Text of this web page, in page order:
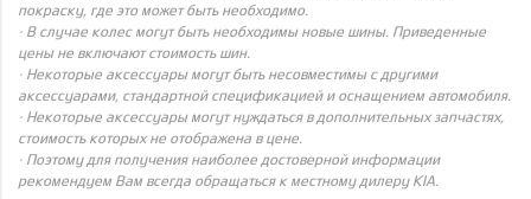
покраску, где это может быть необходимо.
· В случае колес могут быть необходимы новые шины. Приведенные
цены не включают стоимость шин.
· Некоторые аксессуары могут быть несовместимы с другими
аксессуарами, стандартной спецификацией и оснащением автомобиля.
· Некоторые аксессуары могут нуждаться в дополнительных запчастях,
стоимость которых не отображена в цене.
· Поэтому для получения наиболее достоверной информации
рекомендуем Вам всегда обращаться к местному дилеру KIA.